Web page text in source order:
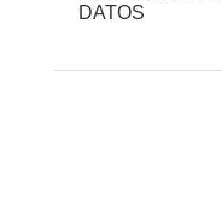
DATOS